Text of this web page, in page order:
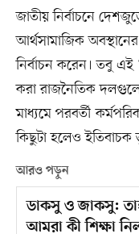
জাতীয় নির্বাচনে
আর্থসামাজিক
নির্বাচন করেন। তবু
করা রাজনৈতিক
মাধ্যমে পরবর্তী
কিছুটা হলেও ইতিবাচক
আরও পড়ুন
ডাকসু ও জাকসু:
আমরা কী শিক্ষা